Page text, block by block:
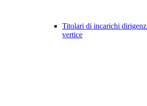
Titolari di incarichi
vertice